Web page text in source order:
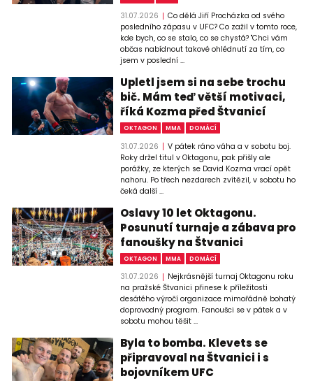
31.07.2026
Co dělá Jiří Procházka od svého
posledního zápasu v UFC? Co zažil v tomto roce,
kde bych, co se stalo, co se chystá? "Chci vám
občas nabídnout takové ohlédnutí za tím, co
jsem v poslední ...
Upletl jsem si na sebe trochu
bič. Mám teď větší motivaci,
říká Kozma před Štvanicí
OKTAGON MMA DOMÁCÍ
31.07.2026
V pátek ráno váha a v sobotu boj.
Roky držel titul v Oktagonu, pak přišly ale
porážky, ze kterých se David Kozma vrací opět
nahoru. Po třech nezdarech zvítězil, v sobotu ho
čeká další ...
Oslavy 10 let Oktagonu.
Posunutí turnaje a zábava pro
fanoušky na Štvanici
OKTAGON MMA DOMÁCÍ
31.07.2026
Nejkrásnější turnaj Oktagonu roku
na pražské Štvanici přinese k příležitosti
desátého výročí organizace mimořádně bohatý
doprovodný program. Fanoušci se v pátek a v
sobotu mohou těšit ...
Byla to bomba. Klevets se
připravoval na Štvanici i s
bojovníkem UFC